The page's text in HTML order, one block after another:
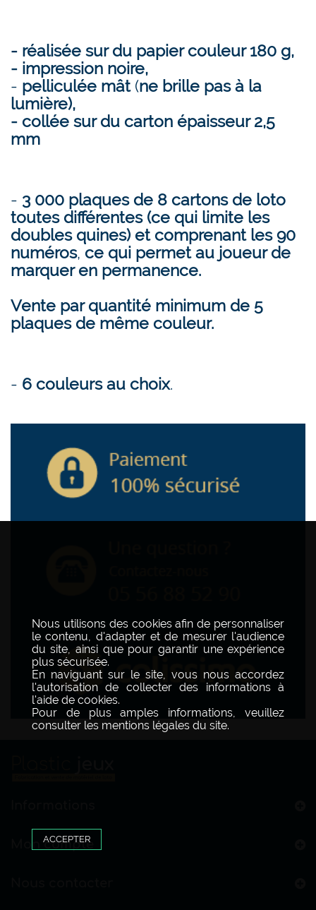
- réalisée sur du papier couleur 180 g,
- impression noire,
- pelliculée mât(ne brille pas à la
lumière),
- collée sur du carton épaisseur 2,5
mm
- 3 000 plaques de 8 cartons de loto
toutes différentes (ce qui limite les
doubles quines) et comprenant les 90
numéros, ce qui permet au joueur de
marquer en permanence.
Vente par quantité minimum de 5
plaques de même couleur.
- 6 couleurs au choix.
Mon compte
Nous utilisons des cookies afin de personnaliser
le contenu, d'adapter et de mesurer l'audience
du site, ainsi que pour garantir une expérience
plus sécurisée.
En naviguant sur le site, vous nous accordez
l'autorisation de collecter des informations à
l'aide de cookies.
Pour de plus amples informations, veuillez
consulter les mentions légales du site.
ACCEPTER